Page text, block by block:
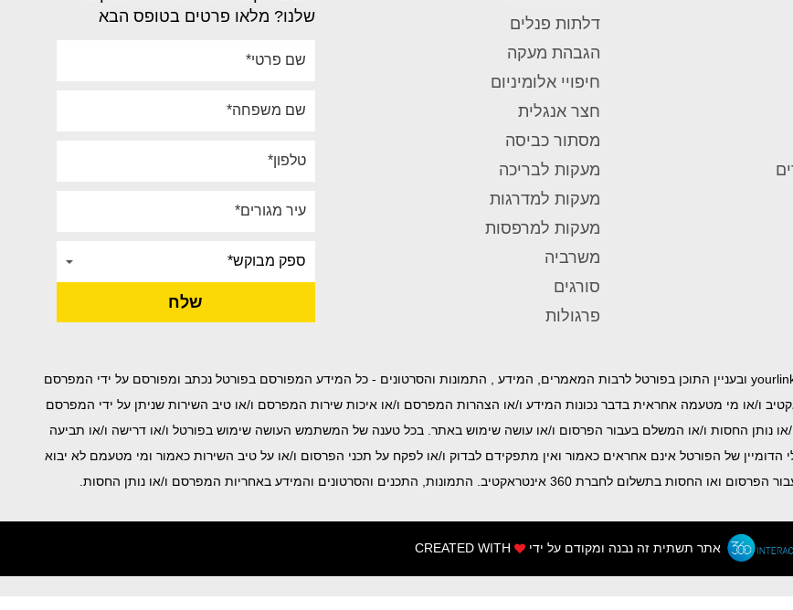
דלתות פנלים
הגבהת מעקה
חיפויי אלומיניום
חצר אנגלית
מסתור כביסה
מעקות לבריכה
מעקות למדרגות
מעקות למרפסות
משרביה
סורגים
פרגולות
שלנו? מלאו פרטים בטופס הבא
ט.ל.ח | הערות חשובות בעניין הפורטל להלן ״YourLink ״ תחת הדומיין yourlink.co.il ובעניין התוכן בפורטל לרבות המאמרים, המידע , התמונות והסרטונים - כל המידע המפורסם בפורטל נכתב ומפורסם על ידי המפרסם
השירות ובאחריותו הבלעדית ואין הנהלת הפורטל 360 אינטראקטיב ו/או מי מטעמה אחראית בדבר נכונות המידע ו/או הצהרות המפרסם ו/או איכות שירות המפרסם ו/או טיב השירות שניתן על ידי המפרסם
או נותן החסות ו/או המשלם בעבור הפרסום ו/או עושה שימוש באתר. בכל טענה של המשתמש העושה שימוש בפורטל ו/או דרישה ו/או תביעה
הדומיין של הפורטל אינם אחראים כאמור ואין מתפקידם לבדוק ו/או לפקח על תכני הפרסום ו/או על טיב השירות כאמור ומי מטעמם לא יבוא
CREATED WITH